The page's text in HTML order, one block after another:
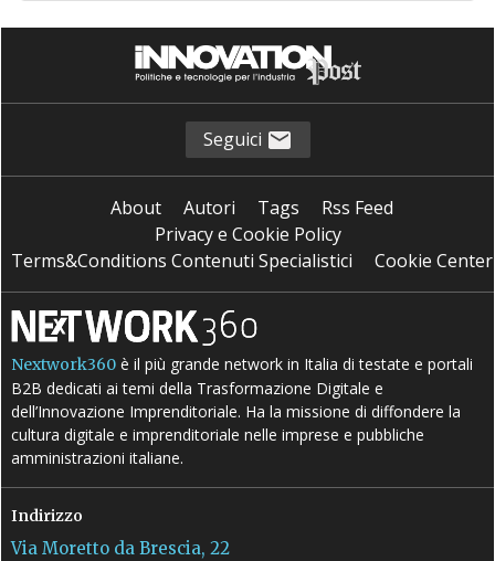
Seguici
About Autori Tags
Rss Feed
Privacy e Cookie Policy
Terms&Conditions Contenuti Specialistici
Cookie Center
Nextwork360 è il più grande network in Italia di testate e portali
B2B dedicati ai temi della Trasformazione Digitale e
dell’Innovazione Imprenditoriale. Ha la missione di diffondere la
cultura digitale e imprenditoriale nelle imprese e pubbliche
amministrazioni italiane.
Indirizzo
Via Moretto da Brescia, 22